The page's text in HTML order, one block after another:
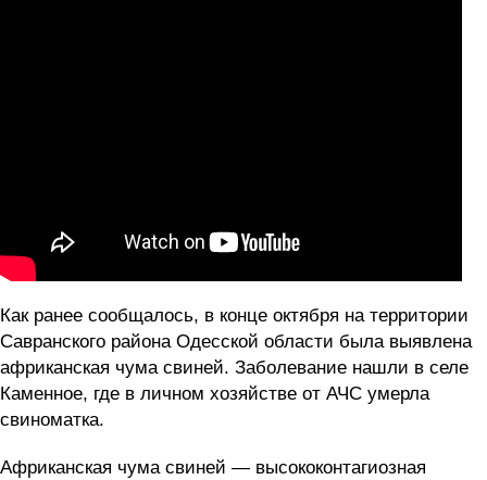
Как ранее сообщалось, в конце октября на территории
Савранского района Одесской области была выявлена
африканская чума свиней. Заболевание нашли в селе
Каменное, где в личном хозяйстве от АЧС умерла
свиноматка.
Африканская чума свиней — высококонтагиозная